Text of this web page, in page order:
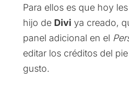
Para ellos es que hoy
hijo de Divi ya creado,
panel adicional en el
editar los créditos del
gusto.